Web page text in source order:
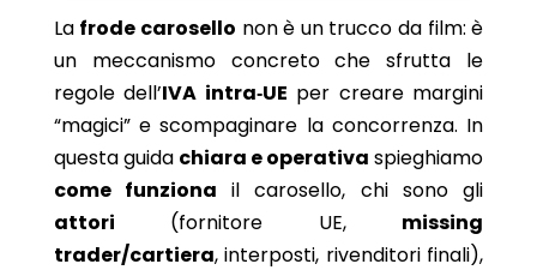
La frode carosello non è un trucco da film: è
un meccanismo concreto che sfrutta le
regole dell’IVA intra‑UE per creare margini
“magici” e scompaginare la concorrenza. In
questa guida chiara e operativa spieghiamo
come funziona il carosello, chi sono gli
attori (fornitore UE, missing
trader/cartiera, interposti, rivenditori finali),